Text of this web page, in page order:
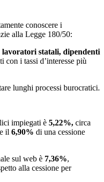
conoscere i
alla Legge 180/50:
lavoratori statali, dipendenti
con i tassi d’interesse più
lunghi processi burocratici.
impiegati è 5,22%, circa
il 6,90% di una cessione
sul web è 7,36%,
alla cessione per